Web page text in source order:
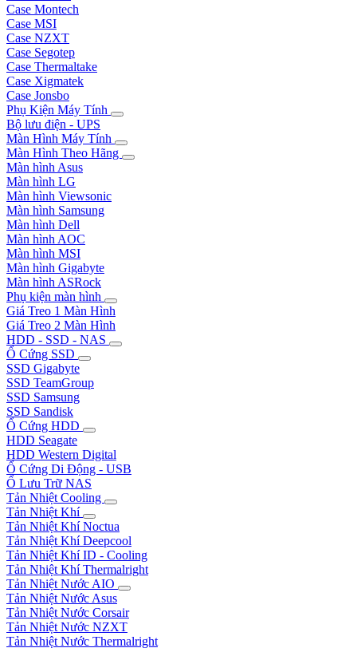
Case Montech
Case MSI
Case NZXT
Case Segotep
Case Thermaltake
Case Xigmatek
Case Jonsbo
Phụ Kiện Máy Tính
Bộ lưu điện - UPS
Màn Hình Máy Tính
Màn Hình Theo Hãng
Màn hình Asus
Màn hình LG
Màn hình Viewsonic
Màn hình Samsung
Màn hình Dell
Màn hình AOC
Màn hình MSI
Màn hình Gigabyte
Màn hình ASRock
Phụ kiện màn hình
Giá Treo 1 Màn Hình
Giá Treo 2 Màn Hình
HDD - SSD - NAS
Ổ Cứng SSD
SSD Gigabyte
SSD TeamGroup
SSD Samsung
SSD Sandisk
Ổ Cứng HDD
HDD Seagate
HDD Western Digital
Ổ Cứng Di Động - USB
Ổ Lưu Trữ NAS
Tản Nhiệt Cooling
Tản Nhiệt Khí
Tản Nhiệt Khí Noctua
Tản Nhiệt Khí Deepcool
Tản Nhiệt Khí ID - Cooling
Tản Nhiệt Khí Thermalright
Tản Nhiệt Nước AIO
Tản Nhiệt Nước Asus
Tản Nhiệt Nước Corsair
Tản Nhiệt Nước NZXT
Tản Nhiệt Nước Thermalright